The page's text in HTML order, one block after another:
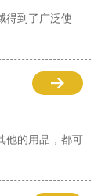
得到了广泛使
他的用品，都可